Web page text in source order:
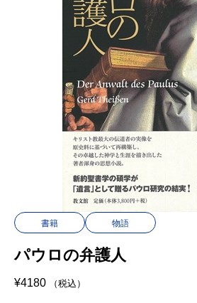
書籍 物語
パウロの弁護人
¥4180 （税込）